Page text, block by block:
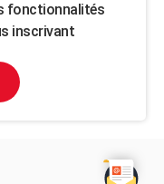
fonctionnalités
inscrivant